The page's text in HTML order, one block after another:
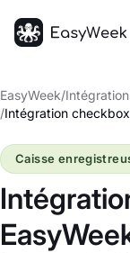
EasyWeek/
/Intégration
Caisse